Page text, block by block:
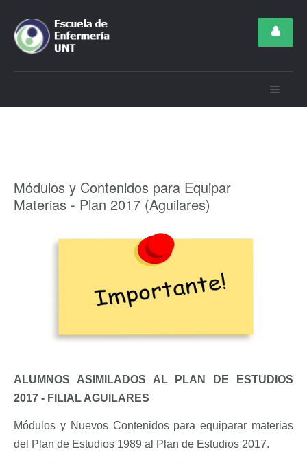
Módulos y Contenidos para Equipar
Materias - Plan 2017 (Aguilares)
ALUMNOS ASIMILADOS AL PLAN DE ESTUDIOS
2017 - FILIAL AGUILARES
Módulos y Nuevos Contenidos para equiparar materias
del Plan de Estudios 1989 al Plan de Estudios 2017.